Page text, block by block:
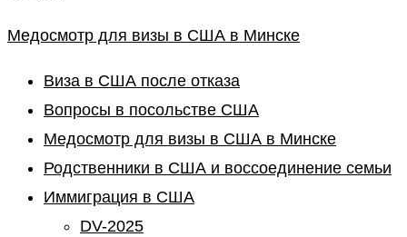
Медосмотр для визы в США в Минске
Виза в США после отказа
Вопросы в посольстве США
Медосмотр для визы в США в Минске
Родственники в США и воссоединение семьи
Иммиграция в США
DV-2025